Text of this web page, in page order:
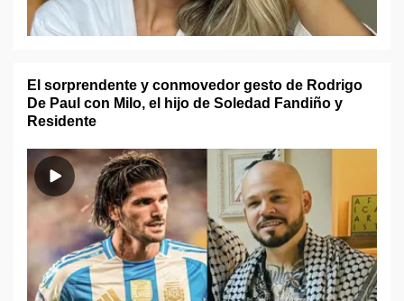
El sorprendente y conmovedor gesto de Rodrigo
De Paul con Milo, el hijo de Soledad Fandiño y
Residente